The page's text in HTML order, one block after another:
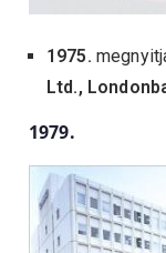
1975.
Ltd.,
1979.